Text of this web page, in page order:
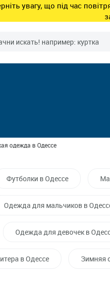
увагу, що під час
одежда в Одессе
Футболки в Одессе
Одежда для мальчиков в
Одежда для девочек в
в Одессе Зимняя